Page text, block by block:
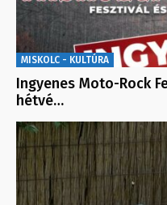
MISKOLC - KULTÚRA
Ingyenes Moto-Rock
hétvé…